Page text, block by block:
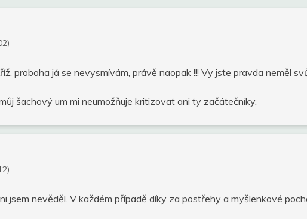
proboha já se nevysmívám, právě naopak !!! Vy jste pravda neměl
šachový um mi neumožňuje kritizovat ani ty začátečníky.
jsem nevěděl. V každém případě díky za postřehy a myšlenkové